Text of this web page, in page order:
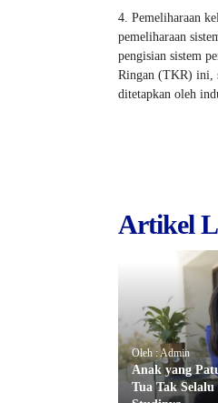
4. Pemeliharaan
pemeliharaan
pengisian sistem
Ringan (TKR) ini,
ditetapkan oleh
Artikel
Oleh : Admin
Anak yang
Tua Tak